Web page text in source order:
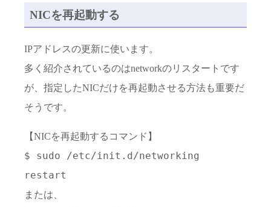
NICを再起動する
IPアドレスの更新に使います。
多く紹介されているのはnetworkのリスタートです
が、指定したNICだけを再起動させる方法も重要だ
そうです。
【NICを再起動するコマンド】
$ sudo /etc/init.d/networking
restart
または、